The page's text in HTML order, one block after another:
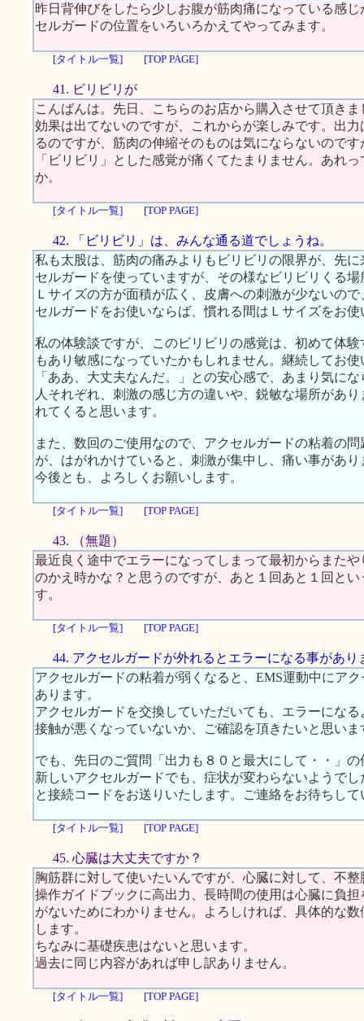
昨日背伸びをしたら少しお腹が筋肉痛になっている感
セルガードの位置をいろいろかえてやってみます。
[タイトル一覧] [TOP PAGE]
41. ビリビリが
こんばんは。先日、こちらのお店から購入させて頂き
効果は出てないのですが、これからが楽しみです。出
るのですが、筋肉の伸縮そのものは気にならないので
「ビリビリ」とした感覚が痛くてたまりません。あれ
か。
[タイトル一覧] [TOP PAGE]
42. 「ビリビリ」は、みんな通る道でしょうね。
私も太股は、筋肉の痛みよりもビリビリの限界が、先
セルガードを使っていますが、その様なビリビリくる
Ｌサイズの方が面積が広く、皮膚への刺激が少ないの
セルガードをお使いならば、慣れる間はＬサイズをお
私の体験談ですが、このビリビリの感覚は、初めて体
もあり敏感になっていたかもしれません。継続してお
「ああ、大丈夫なんだ。」との安心感で、あまり気に
人それぞれ、刺激の感じ方の違いや、鋭敏な場所があ
れてくると思います。
また、数回のご使用なので、アクセルガードの粘着の
が、はがれかけていると、刺激が集中し、痛い事があり
今後とも、よろしくお願いします。
[タイトル一覧] [TOP PAGE]
43. （無題）
最近良く途中でエラーになってしまって最初からまた
のかえ時かな？と思うのですが、あと１回あと１回と
す。
[タイトル一覧] [TOP PAGE]
44. アクセルガードが外れるとエラーになる事があり
アクセルガードの粘着が弱くなると、EMS運動中にア
あります。
アクセルガードを交換していただいても、エラーにな
接触が悪くなっていないか、ご確認を頂きたいと思いま
でも、先日のご質問「出力も８０と最大にして・・」
新しいアクセルガードでも、症状が変わらないようで
と接続コードをお送りいたします。ご連絡をお待ちして
[タイトル一覧] [TOP PAGE]
45. 心臓は大丈夫ですか？
胸筋群に対して使いたいんですが、心臓に対して、不
操作ガイドブックに高出力、長時間の使用は心臓に負
がないためにわかりません。よろしければ、具体的な
します。
ちなみに基礎疾患はないと思います。
過去に同じ内容があれば申し訳ありません。
[タイトル一覧] [TOP PAGE]